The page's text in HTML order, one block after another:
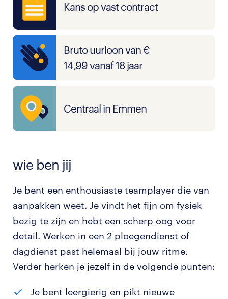
Kans op vast contract
Bruto uurloon van €
14,99 vanaf 18 jaar
Centraal in Emmen
wie ben jij
Je bent een enthousiaste teamplayer die van
aanpakken weet. Je vindt het fijn om fysiek
bezig te zijn en hebt een scherp oog voor
detail. Werken in een 2 ploegendienst of
dagdienst past helemaal bij jouw ritme.
Verder herken je jezelf in de volgende punten:
Je bent leergierig en pikt nieuwe